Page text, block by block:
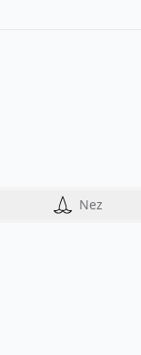
Nez